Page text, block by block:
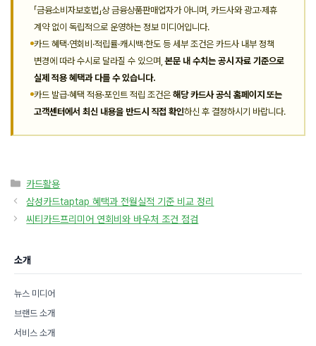
「금융소비자보호법」상 금융상품판매업자가 아니며, 카드사와 광고·제휴
계약 없이 독립적으로 운영하는 정보 미디어입니다.
카드 혜택·연회비·적립률·캐시백·한도 등 세부 조건은 카드사 내부 정책
변경에 따라 수시로 달라질 수 있으며,본문 내 수치는 공시 자료 기준으로
실제 적용 혜택과 다를 수 있습니다.
카드 발급·혜택 적용·포인트 적립 조건은 해당 카드사 공식 홈페이지 또는
고객센터에서 최신 내용을 반드시 직접 확인하신 후 결정하시기 바랍니다.
카
테
리
카드활용
삼성카드taptap 혜택과 전월실적 기준 비교 정리
씨티카드프리미어 연회비와 바우처 조건 점검
소개
뉴스 미디어
브랜드 소개
서비스 소개